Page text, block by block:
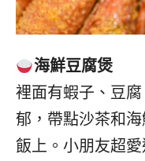
海鮮豆腐煲
裡面有蝦子、豆
郁，帶點沙茶和
飯上。小朋友超愛